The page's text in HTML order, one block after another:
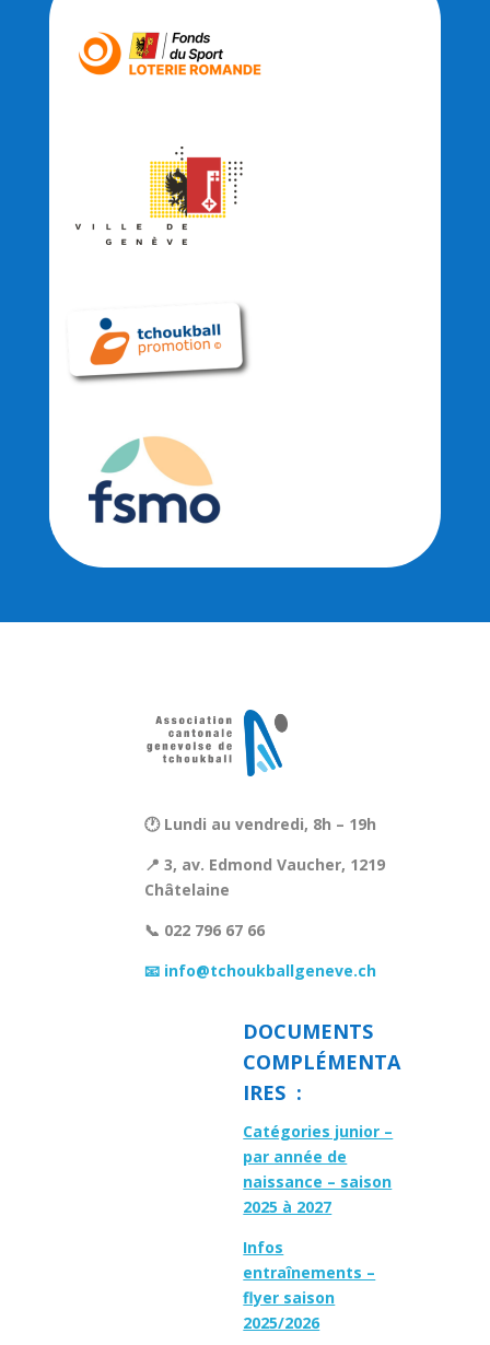
🕐 Lundi au vendredi, 8h – 19h
📍 3, av. Edmond Vaucher, 1219
Châtelaine
📞 022 796 67 66
📧 info@tchoukballgeneve.ch
DOCUMENTS
COMPLÉMENTA
IRES :
Catégories junior –
par année de
naissance – saison
2025 à 2027
Infos
entraînements –
flyer saison
2025/2026